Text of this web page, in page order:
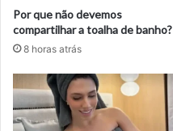
Por que não devemos
compartilhar a toalha de banho?
8 horas atrás